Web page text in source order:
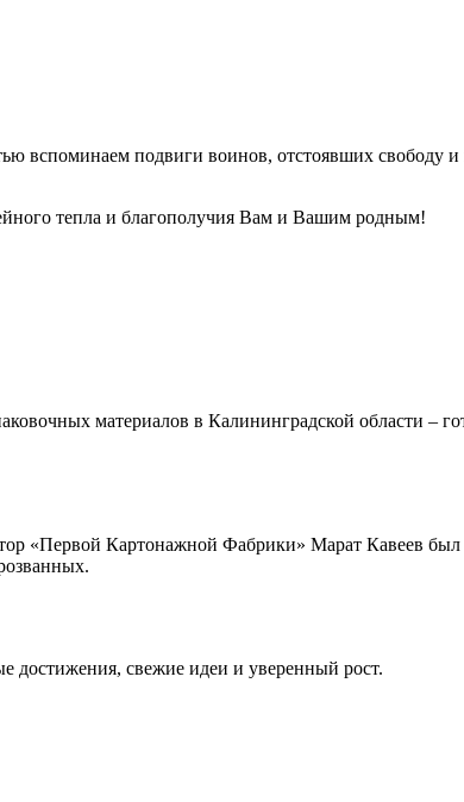
вспоминаем подвиги воинов, отстоявших свободу
тепла и благополучия Вам и Вашим родным!
материалов в Калининградской области –
«Первой Картонажной Фабрики» Марат Кавеев был
достижения, свежие идеи и уверенный рост.